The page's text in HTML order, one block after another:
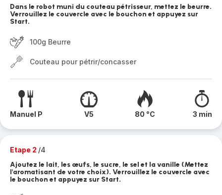
Dans le robot muni du couteau pétrisseur, mettez le beurre.
Verrouillez le couvercle avec le bouchon et appuyez sur
Start.
100g Beurre
Couteau pour pétrir/concasser
Manuel P V5 80 °C 3 min
Etape 2 /4
Ajoutez le lait, les œufs, le sucre, le sel et la vanille (Mettez
l'aromatisant de votre choix). Verrouillez le couvercle avec
le bouchon et appuyez sur Start.